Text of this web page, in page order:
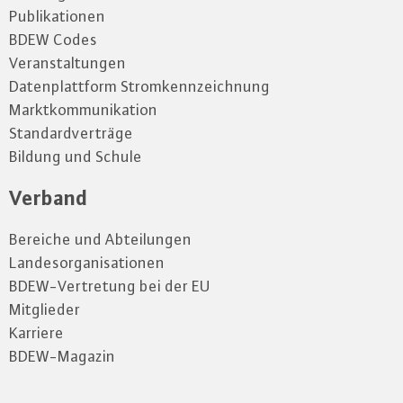
Publikationen
BDEW Codes
Veranstaltungen
Datenplattform Stromkennzeichnung
Marktkommunikation
Standardverträge
Bildung und Schule
Verband
Bereiche und Abteilungen
Landesorganisationen
BDEW-Vertretung bei der EU
Mitglieder
Karriere
BDEW-Magazin